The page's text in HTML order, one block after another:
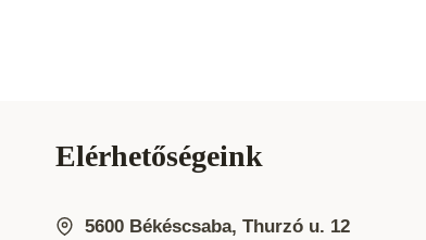
Elérhetőségeink
5600 Békéscsaba, Thurzó u. 12